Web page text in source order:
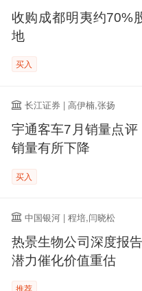
收购成都明夷约70%
地
买入
长江证券 | 高伊楠,张扬
宇通客车7月销量点
销量有所下降
买入
中国银河 | 程培,闫晓松
热景生物公司深度报
潜力催化价值重估
推荐